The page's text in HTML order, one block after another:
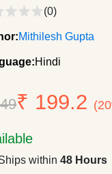
(0)
Mithilesh Gupta
Hindi
₹ 199.2
within48 Hours